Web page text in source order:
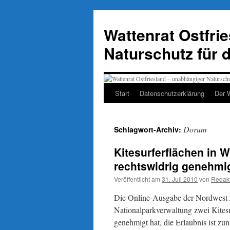
springen
Wattenrat
Naturschutz für
Start Datenschutzerklärung Der
Schlagwort-Archiv: Dorum
Kitesurferflächen in
rechtswidrig
Veröffentlicht am 31. Juli 2010 von
Die Online-Ausgabe der
Nationalparkverwaltung zwei
genehmigt hat, die Erlaubnis ist